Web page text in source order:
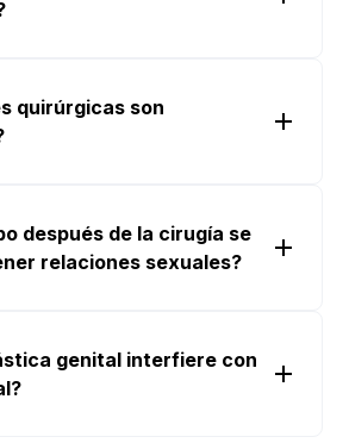
quirúrgicas son
después de la cirugía se
relaciones sexuales?
genital interfiere con